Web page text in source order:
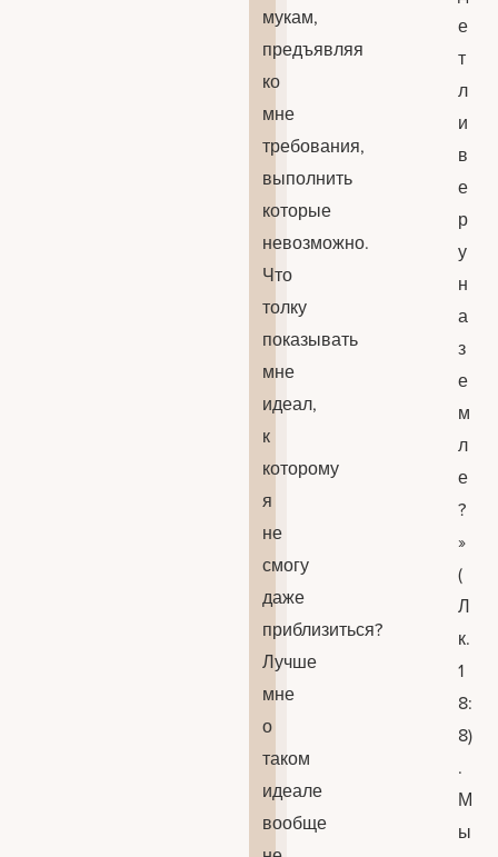
мукам,
предъявляя
ко
мне
требования,
выполнить
которые
невозможно.
Что
толку
показывать
мне
идеал,
к
которому
я
не
смогу
даже
приблизиться?
Лучше
мне
о
таком
идеале
вообще
е
т
л
и
в
е
р
у
н
а
з
е
м
л
е
?
»
(
Л
к.
1
8:
8)
.
М
ы